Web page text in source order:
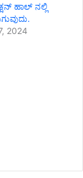
ಹಾಲ್ ನಲ್ಲಿ
2024